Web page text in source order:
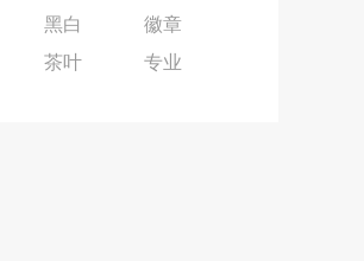
黑白
徽章
茶叶 专业